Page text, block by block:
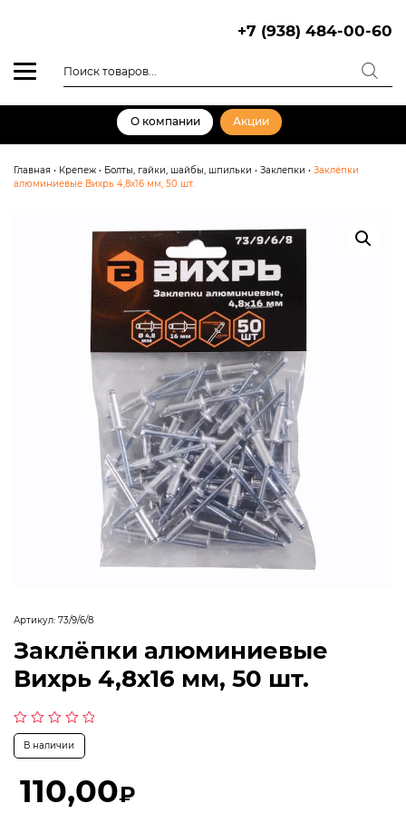
+7 (938) 484-00-60
товаров
О компании Акции
Главная • Крепеж • Болты, гайки, шайбы, шпильки • Заклепки • Заклёпки
алюминиевые Вихрь 4,8х16 мм, 50 шт.
Артикул: 73/9/6/8
Заклёпки алюминиевые
Вихрь 4,8х16 мм, 50 шт.
Оценка
из
В наличии
110,00₽